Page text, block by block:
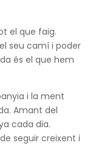
el que faig.
seu camí i poder
és el que hem
i la ment
Amant del
cada dia.
seguir creixent i